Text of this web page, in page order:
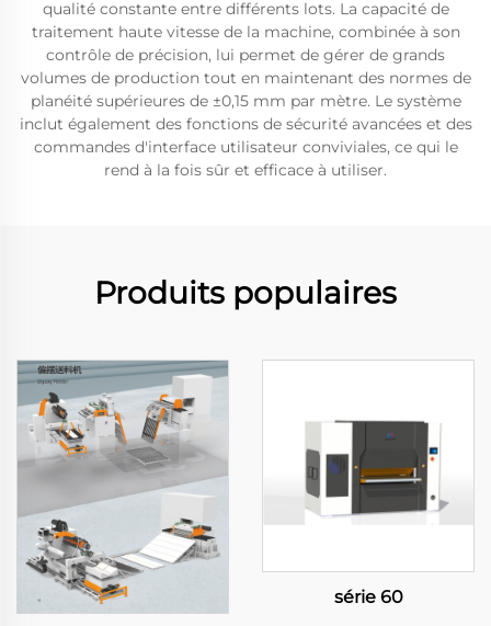
qualité constante entre différents lots. La capacité de
traitement haute vitesse de la machine, combinée à son
contrôle de précision, lui permet de gérer de grands
volumes de production tout en maintenant des normes de
planéité supérieures de ±0,15 mm par mètre. Le système
inclut également des fonctions de sécurité avancées et des
commandes d'interface utilisateur conviviales, ce qui le
rend à la fois sûr et efficace à utiliser.
Produits populaires
série 60